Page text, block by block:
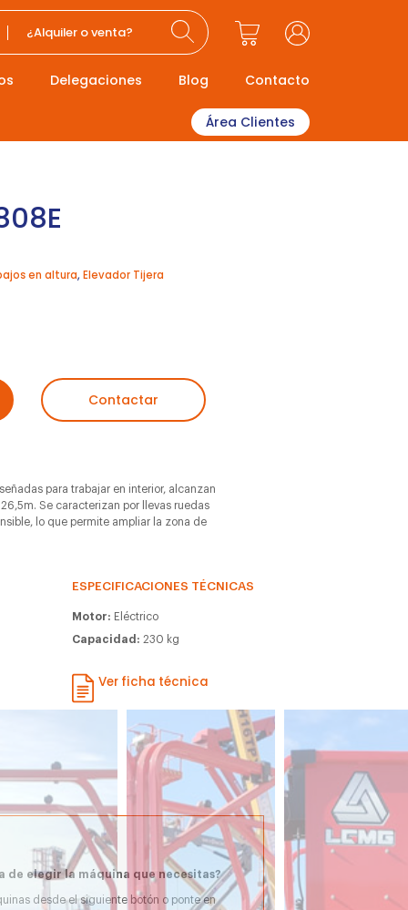
¿Alquiler o venta?
Delegaciones Blog Contacto
Área Clientes
en altura,Elevador Tijera
Contactar
para trabajar en interior, alcanzan
Se caracterizan por llevas ruedas
lo que permite ampliar la zona de
ESPECIFICACIONES TÉCNICAS
Motor: Eléctrico
Capacidad:230 kg
Ver ficha técnica
de elegir la máquina que necesitas?
desde el siguiente botón o ponte en